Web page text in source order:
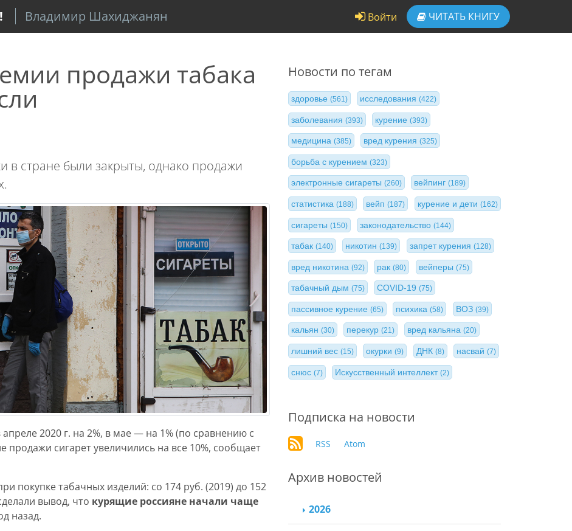
Владимир Шахиджанян Войти ЧИТАТЬ КНИГУ
продажи табака
в стране были закрыты, однако продажи
2020 г. на 2%, в мае — на 1% (по сравнению с
продажи сигарет увеличились на все 10%, сообщает
покупке табачных изделий: со 174 руб. (2019) до 152
вывод, что курящие россияне начали чаще
назад.
Новости по тегам
здоровье (561) исследования(422)
заболевания (393) курение(393)
медицина (385) вред курения(325)
борьба с курением (323)
электронные сигареты (260) вейпинг(189)
статистика (188) вейп(187) курение и дети (162)
сигареты (150) законодательство(144)
табак (140) никотин(139) запрет курения (128)
вред никотина (92) рак(80) вейперы (75)
табачный дым (75) COVID-19(75)
пассивное курение (65) психика(58) ВОЗ (39)
кальян (30) перекур(21) вред кальяна (20)
лишний вес (15) окурки(9) ДНК (8) насвай(7)
снюс (7) Искусственный интеллект(2)
Подписка на новости
RSS Atom
Архив новостей
2026